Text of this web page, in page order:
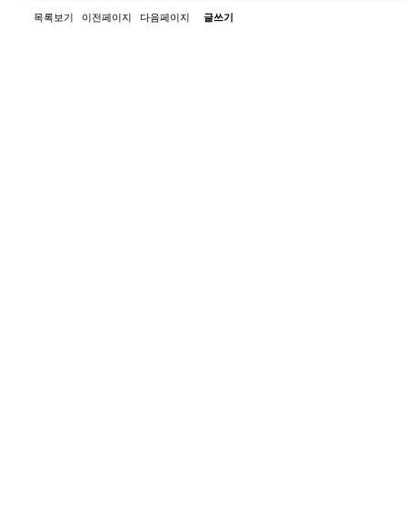
목록보기 이전페이지 다음페이지 글쓰기